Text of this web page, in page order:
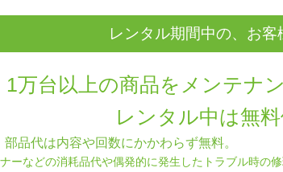
レンタル期間中の、お客
1万台以上の商品をメンテナ
レンタル中は無料
部品代は内容や回数にかかわらず無料。
ーなどの消耗品代や偶発的に発生したトラブル時の